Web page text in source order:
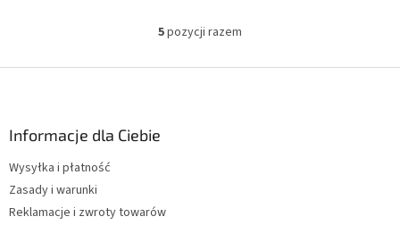
K
n
5pozycji razem
Informacje dla Ciebie
Wysyłka i płatność
Zasady i warunki
Reklamacje i zwroty towarów